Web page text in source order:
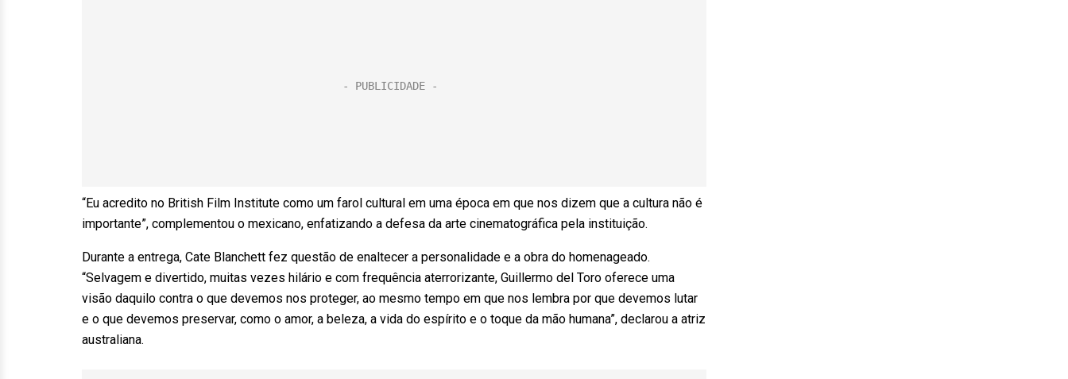
“Eu acredito no British Film Institute como um farol cultural em uma época em que nos dizem que a cultura não é
importante”, complementou o mexicano, enfatizando a defesa da arte cinematográfica pela instituição.
Durante a entrega, Cate Blanchett fez questão de enaltecer a personalidade e a obra do homenageado.
“Selvagem e divertido, muitas vezes hilário e com frequência aterrorizante, Guillermo del Toro oferece uma
visão daquilo contra o que devemos nos proteger, ao mesmo tempo em que nos lembra por que devemos lutar
e o que devemos preservar, como o amor, a beleza, a vida do espírito e o toque da mão humana”, declarou a atriz
australiana.